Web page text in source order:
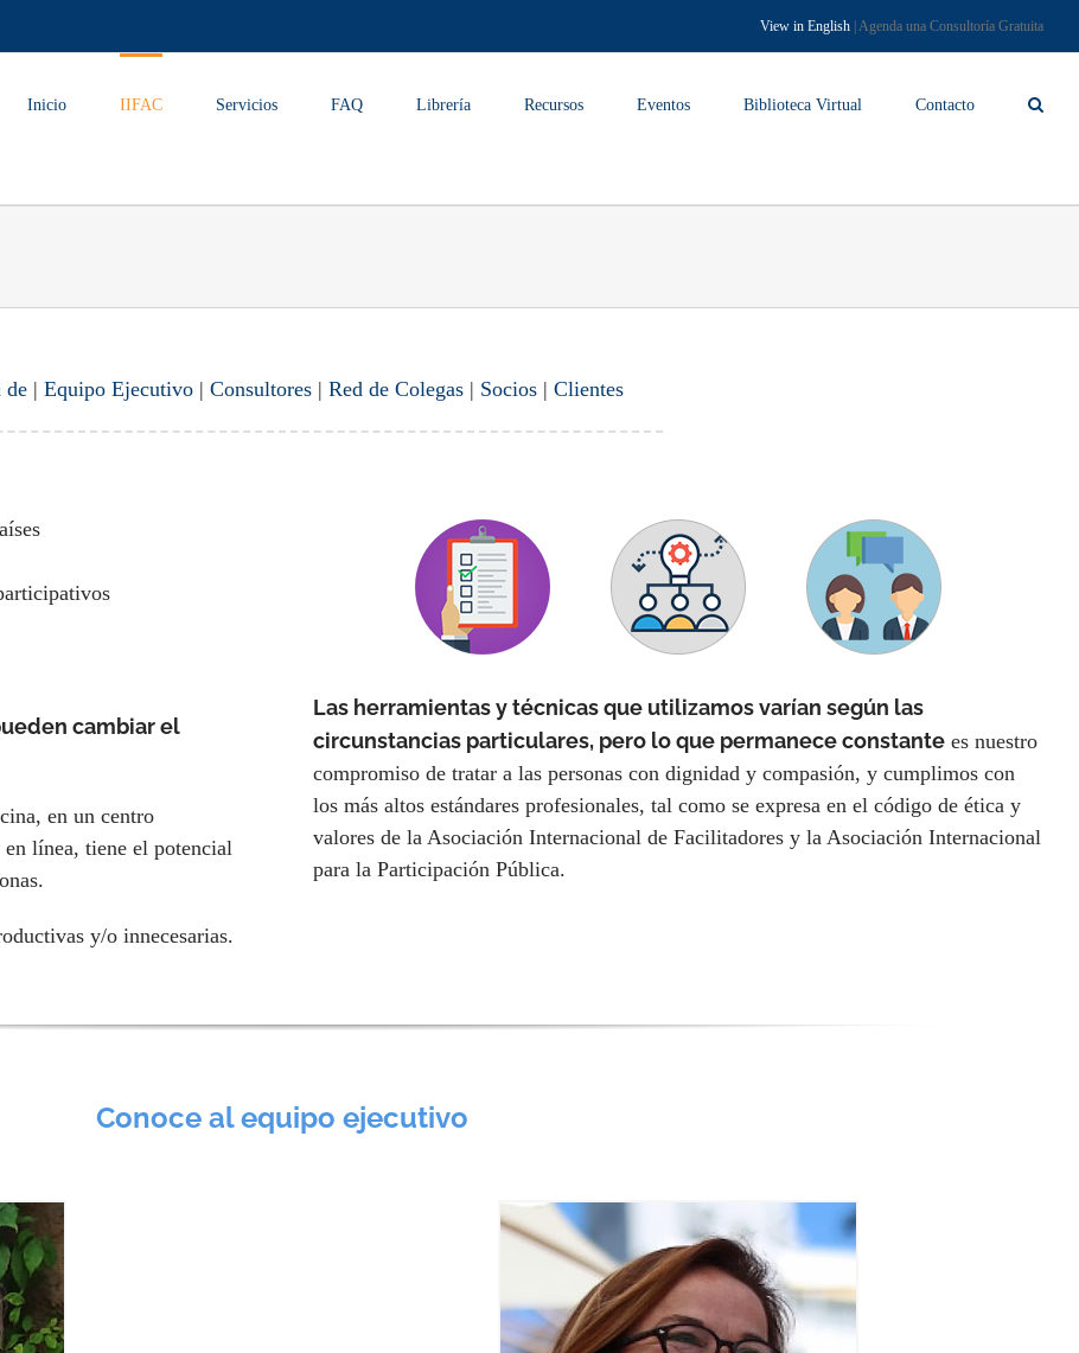
View in English | Agenda una Consultoría Gratuita
Inicio IIFAC Servicios FAQ Librería Recursos Eventos Biblioteca Virtual Contacto
de | Equipo Ejecutivo | Consultores | Red de Colegas | Socios | Clientes
cambiar el
en un centro
línea, tiene el potencial
y/o innecesarias.
Las herramientas y técnicas que utilizamos varían según las
circunstancias particulares, pero lo que permanece constantees nuestro
compromiso de tratar a las personas con dignidad y compasión, y cumplimos con
los más altos estándares profesionales, tal como se expresa en el código de ética y
valores de la Asociación Internacional de Facilitadores y la Asociación Internacional
para la Participación Pública.
Conoce al equipo ejecutivo